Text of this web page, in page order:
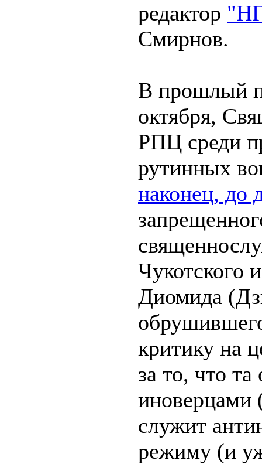
редактор
Смирнов.
В прошлый
октября,
РПЦ среди
рутинных
наконец, до
Чукотского
Диомида
критику на
за то, что
иноверцами
служит
режиму (и